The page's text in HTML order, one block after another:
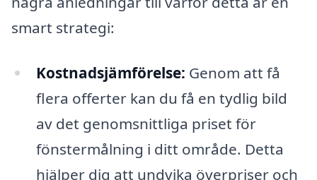
smart strategi:
Kostnadsjämförelse: Genom att få
flera offerter kan du få en tydlig bild
av det genomsnittliga priset för
fönstermålning i ditt område. Detta
hjälper dig att undvika överpriser och